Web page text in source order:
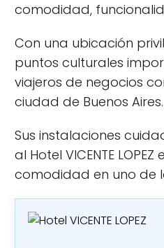
comodidad,
Con una ubicación
puntos culturales
viajeros de negocios
ciudad de Buenos Aires.
Sus instalaciones
al Hotel VICENTE
comodidad en uno de